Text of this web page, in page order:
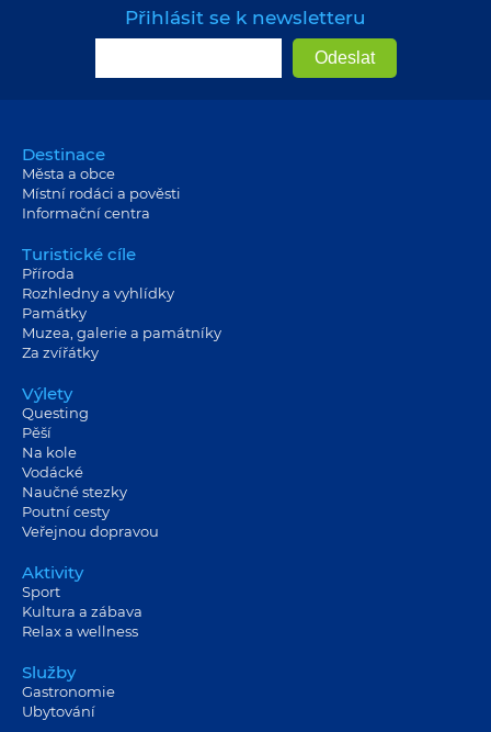
Přihlásit se k newsletteru
Destinace
Města a obce
Místní rodáci a pověsti
Informační centra
Turistické cíle
Příroda
Rozhledny a vyhlídky
Památky
Muzea, galerie a památníky
Za zvířátky
Výlety
Questing
Pěší
Na kole
Vodácké
Naučné stezky
Poutní cesty
Veřejnou dopravou
Aktivity
Sport
Kultura a zábava
Relax a wellness
Služby
Gastronomie
Ubytování